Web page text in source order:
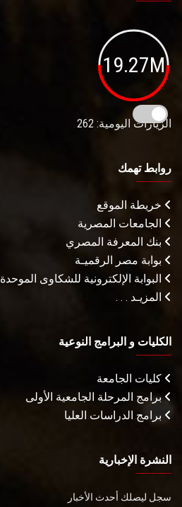
19.27M
الزيارات اليومية: 262
روابط تهمك
خريطة الموقع
الجامعات المصرية
بنك المعرفة المصري
بوابة مصر الرقميـة
البوابة الإلكترونية للشكاوى الموحدة
المزيـد . . .
الكليات و البرامج النوعية
كليات الجامعة
برامج المرحلة الجامعية الأولى
برامج الدراسات العليا
النشرة الإخبارية
سجل ليصلك أحدث الأخبار